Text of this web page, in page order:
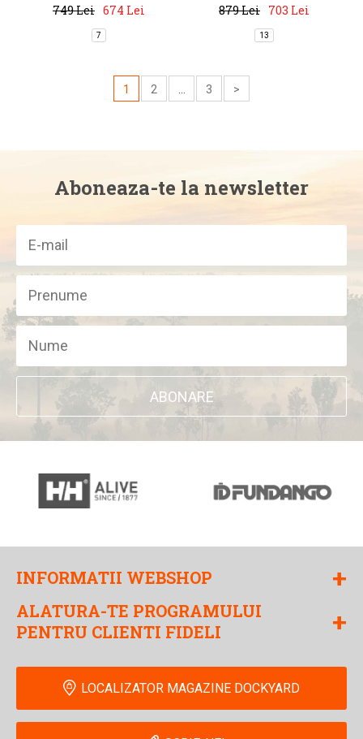
749 Lei 674 Lei
7
879 Lei 703 Lei
13
1 2 3 >
Aboneaza-te la newsletter
ABONARE
INFORMATII WEBSHOP +
ALATURA-TE PROGRAMULUI
PENTRU CLIENTI FIDELI
+
LOCALIZATOR MAGAZINE DOCKYARD